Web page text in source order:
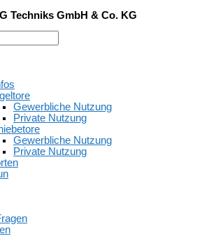
Techniks GmbH & Co. KG
Gewerbliche Nutzung
Private Nutzung
Gewerbliche Nutzung
Private Nutzung